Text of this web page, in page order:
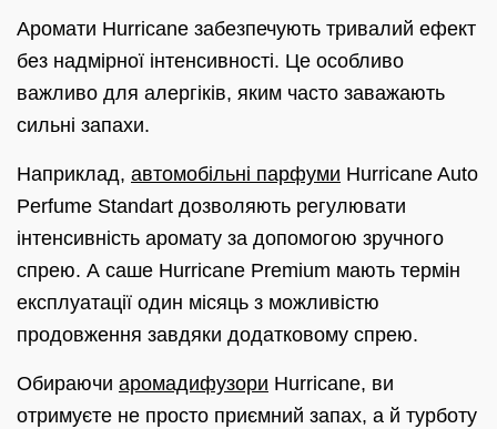
Аромати Hurricane забезпечують тривалий ефект
без надмірної інтенсивності. Це особливо
важливо для алергіків, яким часто заважають
сильні запахи.
Наприклад, автомобільні парфуми Hurricane Auto
Perfume Standart дозволяють регулювати
інтенсивність аромату за допомогою зручного
спрею. А саше Hurricane Premium мають термін
експлуатації один місяць з можливістю
продовження завдяки додатковому спрею.
Обираючи аромадифузори Hurricane, ви
отримуєте не просто приємний запах, а й турботу